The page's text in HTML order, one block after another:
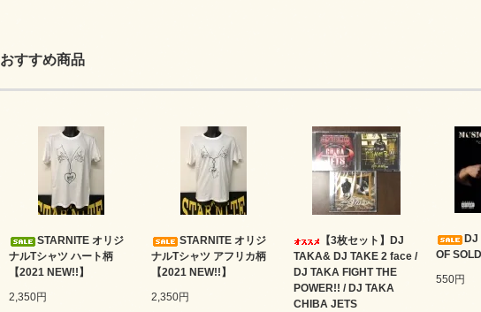
おすすめ商品
STARNITE オリジ
ナルTシャツ ハート柄
【2021 NEW!!】
2,350円
STARNITE オリジ
ナルTシャツ アフリカ柄
【2021 NEW!!】
2,350円
【3枚セット】DJ
TAKA& DJ TAKE 2 face /
DJ TAKA FIGHT THE
POWER!! / DJ TAKA
CHIBA JETS
DJ
OF
550円